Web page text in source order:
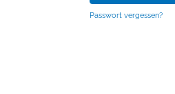
Passwort vergessen?